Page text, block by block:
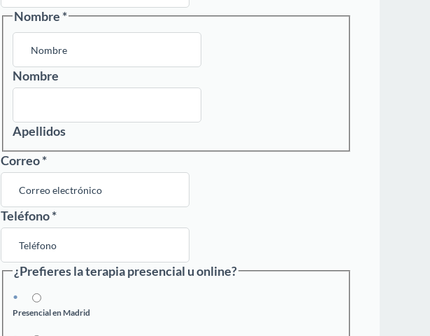
Nombre *
Nombre
Apellidos
Correo*
Teléfono*
¿Prefieres la terapia presencial u online?
Presencial en Madrid